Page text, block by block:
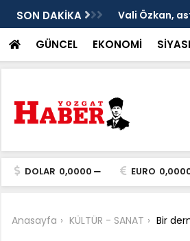
SON DAKİKA Vali Özkan,
GÜNCEL EKONOMİ
DOLAR 0,0000 EURO
Anasayfa KÜLTÜR - SANAT Bir